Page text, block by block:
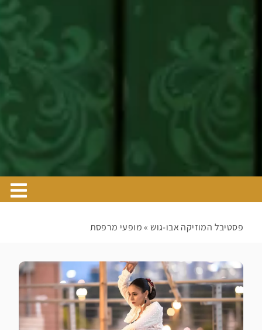
פסטיבל המוזיקה אבו-גוש»מופעי מרפסת